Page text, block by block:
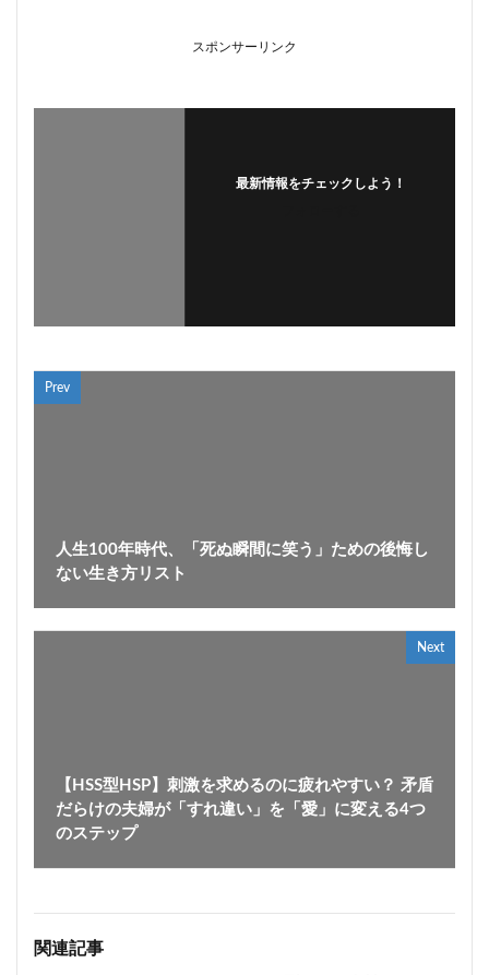
スポンサーリンク
最新情報をチェックしよう！
Prev
人生100年時代、「死ぬ瞬間に笑う」ための後悔し
ない生き方リスト
Next
【HSS型HSP】刺激を求めるのに疲れやすい？ 矛盾
だらけの夫婦が「すれ違い」を「愛」に変える4つ
のステップ
関連記事